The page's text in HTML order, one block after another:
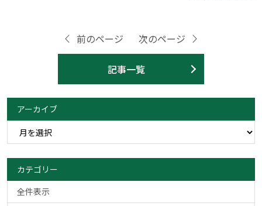
前のページ
記事一覧
次のページ
アーカイブ
カテゴリー
全件表示